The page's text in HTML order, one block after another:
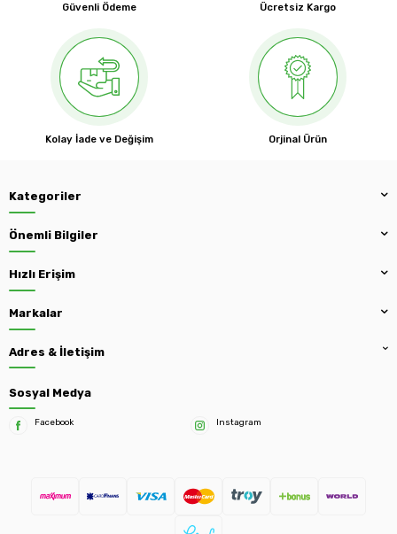
Güvenli Ödeme Ücretsiz Kargo
Kolay İade ve Değişim Orjinal Ürün
Kategoriler
Önemli Bilgiler
Hızlı Erişim
Markalar
Adres & İletişim
Sosyal Medya
Facebook Instagram